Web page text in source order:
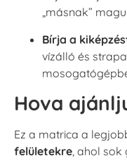
„másnak”
Bírja a
vízálló és
Hova
Ez a matrica a
felületekre, ahol sok